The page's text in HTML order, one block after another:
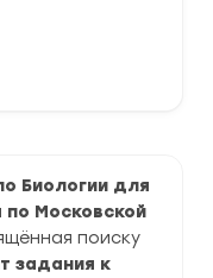
Биологии для
по Московской
поиску
задания к